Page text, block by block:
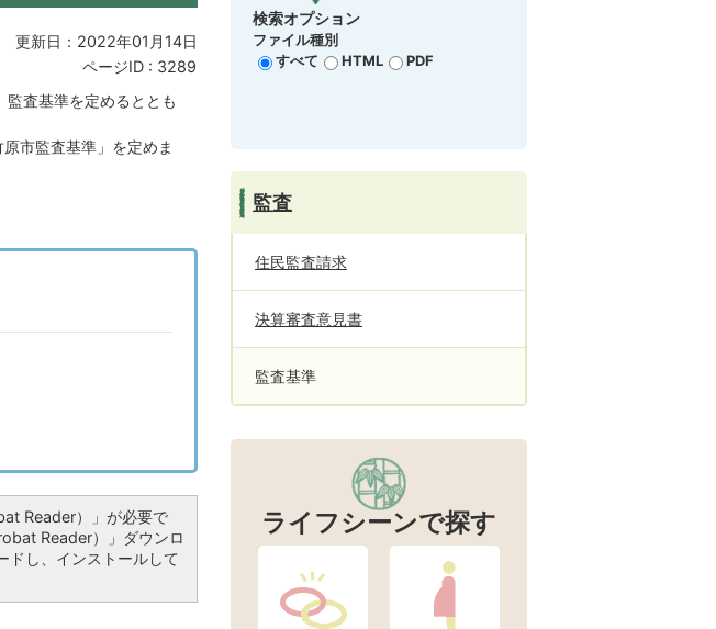
更新日：2022年01月14日
ページID : 3289
査基準を定めるととも
市監査基準」を定めま
Reader）」が必要で
Reader）」ダウンロ
ドし、インストールして
検索オプション
ファイル種別
すべて
HTML PDF
監査
住民監査請求
決算審査意見書
監査基準
ライフシーンで探す